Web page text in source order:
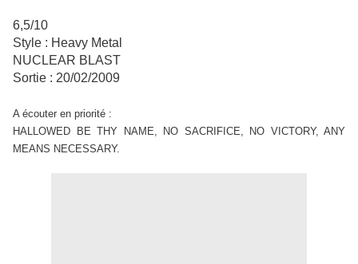
6,5/10
Style : Heavy Metal
NUCLEAR BLAST
Sortie : 20/02/2009
A écouter en priorité :
HALLOWED BE THY NAME, NO SACRIFICE, NO VICTORY, ANY
MEANS NECESSARY.